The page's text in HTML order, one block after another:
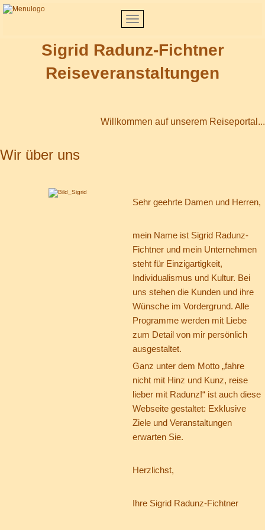
Sigrid Radunz-Fichtner
Reiseveranstaltungen
Willkommen auf unserem Reiseportal...
Wir über uns
Sehr geehrte Damen und Herren,
mein Name ist Sigrid Radunz-
Fichtner und mein Unternehmen
steht für Einzigartigkeit,
Individualismus und Kultur. Bei
uns stehen die Kunden und ihre
Wünsche im Vordergrund. Alle
Programme werden mit Liebe
zum Detail von mir persönlich
ausgestaltet.
Ganz unter dem Motto „fahre
nicht mit Hinz und Kunz, reise
lieber mit Radunz!“ ist auch diese
Webseite gestaltet: Exklusive
Ziele und Veranstaltungen
erwarten Sie.
Herzlichst,
Ihre Sigrid Radunz-Fichtner